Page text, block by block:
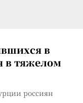
в
в тяжелом
россиян